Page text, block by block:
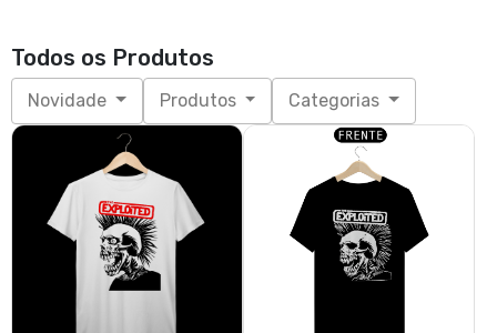
Todos os Produtos
Novidade Produtos Categorias